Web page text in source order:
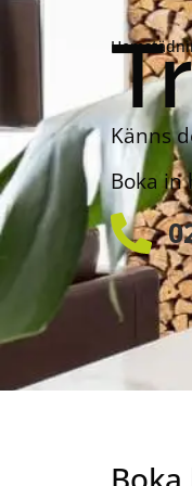
Känns
Boka in